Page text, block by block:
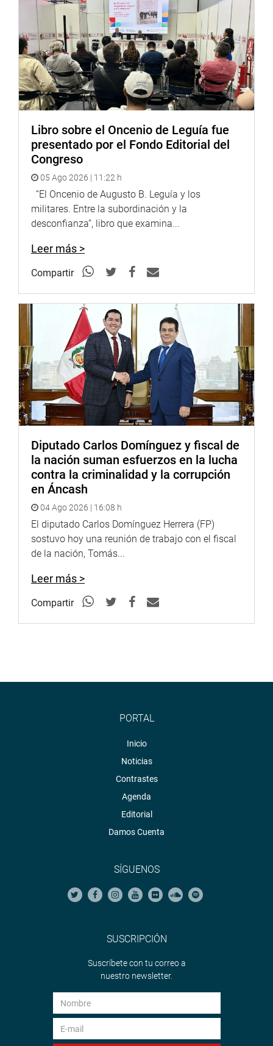
Libro sobre el Oncenio de Leguía fue
presentado por el Fondo Editorial del
Congreso
05 Ago 2026 | 11:22 h
“El Oncenio de Augusto B. Leguía y los
militares. Entre la subordinación y la
desconfianza”, libro que examina...
Leer más >
Compartir
Diputado Carlos Domínguez y fiscal de
la nación suman esfuerzos en la lucha
contra la criminalidad y la corrupción
en Áncash
04 Ago 2026 | 16:08 h
El diputado Carlos Domínguez Herrera (FP)
sostuvo hoy una reunión de trabajo con el fiscal
de la nación, Tomás...
Leer más >
Compartir
PORTAL
Inicio
Noticias
Contrastes
Agenda
Editorial
Damos Cuenta
SÍGUENOS
SUSCRIPCIÓN
Suscríbete con tu correo a
nuestro newsletter.